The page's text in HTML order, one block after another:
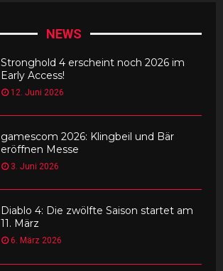
NEWS
Stronghold 4 erscheint noch 2026 im
Early Access!
12. Juni 2026
gamescom 2026: Klingbeil und Bär
eröffnen Messe
3. Juni 2026
Diablo 4: Die zwölfte Saison startet am
11. März
6. März 2026